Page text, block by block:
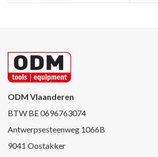
ODM Vlaanderen
BTW BE 0696763074
Antwerpsesteenweg 1066B
9041 Oostakker